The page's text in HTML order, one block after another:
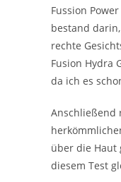
Fussion
bestand
rechte
Fusion Hydra
da ich es
Anschließend
über die Haut
diesem Test